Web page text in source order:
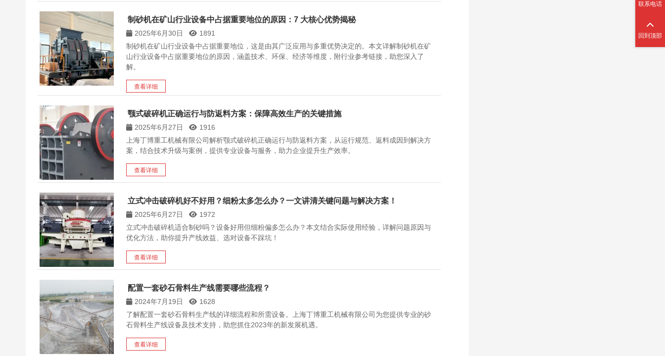
制砂机在矿山行业设备中占据重要地位的原因：7 大核心优势揭秘
2025年6月30日
1891
制砂机在矿山行业设备中占据重要地位，这是由其广泛应用与多重优势决定的。本文详解制砂机在矿
山行业设备中占据重要地位的原因，涵盖技术、环保、经济等维度，附行业参考链接，助您深入了
解。​
查看详细
颚式破碎机正确运行与防返料方案：保障高效生产的关键措施
2025年6月27日
1916
上海丁博重工机械有限公司解析颚式破碎机正确运行与防返料方案，从运行规范、返料成因到解决方
案，结合技术升级与案例，提供专业设备与服务，助力企业提升生产效率。
查看详细
立式冲击破碎机好不好用？细粉太多怎么办？一文讲清关键问题与解决方案！
2025年6月27日
1972
立式冲击破碎机适合制砂吗？设备好用但细粉偏多怎么办？本文结合实际使用经验，详解问题原因与
优化方法，助你提升产线效益、选对设备不踩坑！
查看详细
配置一套砂石骨料生产线需要哪些流程？
2024年7月19日
1628
了解配置一套砂石骨料生产线的详细流程和所需设备。上海丁博重工机械有限公司为您提供专业的砂
石骨料生产线设备及技术支持，助您抓住2023年的新发展机遇。
查看详细
联系电话
回到顶部